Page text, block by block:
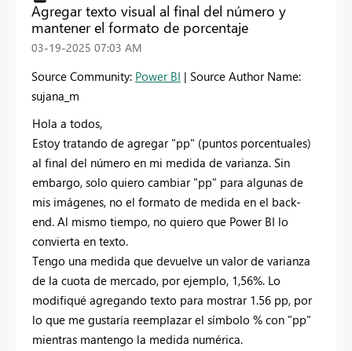
Agregar texto visual al final del número y
mantener el formato de porcentaje
‎03-19-2025 07:03 AM
Source Community: Power BI | Source Author Name:
sujana_m
Hola a todos,
Estoy tratando de agregar "pp" (puntos porcentuales)
al final del número en mi medida de varianza. Sin
embargo, solo quiero cambiar "pp" para algunas de
mis imágenes, no el formato de medida en el back-
end. Al mismo tiempo, no quiero que Power BI lo
convierta en texto.
Tengo una medida que devuelve un valor de varianza
de la cuota de mercado, por ejemplo, 1,56%. Lo
modifiqué agregando texto para mostrar 1.56 pp, por
lo que me gustaría reemplazar el símbolo % con "pp"
mientras mantengo la medida numérica.